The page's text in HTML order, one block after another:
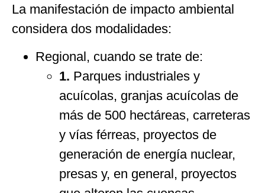
La manifestación de impacto ambiental
considera dos modalidades:
Regional, cuando se trate de:
1. Parques industriales y
acuícolas, granjas acuícolas de
más de 500 hectáreas, carreteras
y vías férreas, proyectos de
generación de energía nuclear,
presas y, en general, proyectos